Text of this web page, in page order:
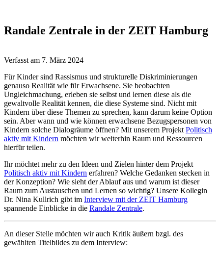
Randale Zentrale in der ZEIT Hamburg
Verfasst am 7. März 2024
Für Kinder sind Rassismus und strukturelle Diskriminierungen
genauso Realität wie für Erwachsene. Sie beobachten
Ungleichmachung, erleben sie selbst und lernen diese als die
gewaltvolle Realität kennen, die diese Systeme sind. Nicht mit
Kindern über diese Themen zu sprechen, kann darum keine Option
sein. Aber wann und wie können erwachsene Bezugspersonen von
Kindern solche Dialogräume öffnen? Mit unserem Projekt Politisch
aktiv mit Kindern möchten wir weiterhin Raum und Ressourcen
hierfür teilen.
Ihr möchtet mehr zu den Ideen und Zielen hinter dem Projekt
Politisch aktiv mit Kindern erfahren? Welche Gedanken stecken in
der Konzeption? Wie sieht der Ablauf aus und warum ist dieser
Raum zum Austauschen und Lernen so wichtig? Unsere Kollegin
Dr. Nina Kullrich gibt im Interview mit der ZEIT Hamburg
spannende Einblicke in die Randale Zentrale.
An dieser Stelle möchten wir auch Kritik äußern bzgl. des
gewählten Titelbildes zu dem Interview: